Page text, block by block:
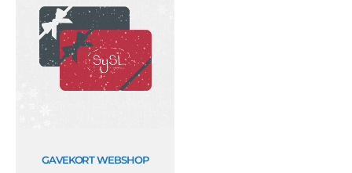
GAVEKORT WEBSHOP
til
1.000,00 kr.